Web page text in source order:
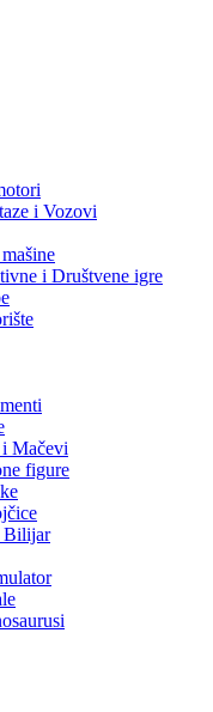
i Vozovi
i Društvene igre
Mačevi
figure
Bilijar